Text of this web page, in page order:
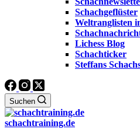
Schachgeflüster
Weltranglisten
Lichess Blog
Schachticker
Steffans
Suchen
schachtraining.de